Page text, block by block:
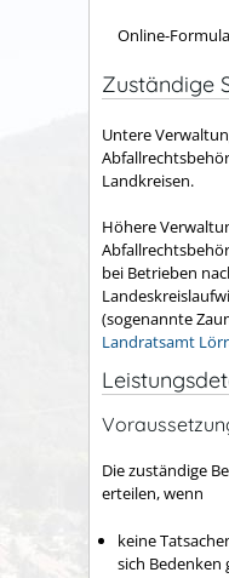
Online-
Zuständige
Untere
Landkreisen.
Höhere
bei Betrieben
(sogenannte
Landratsamt
Die zuständige
erteilen, wenn
keine
sich Bedenken